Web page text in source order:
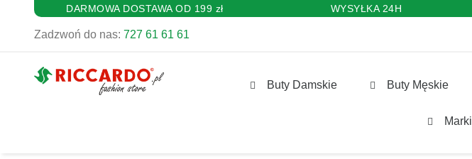
DARMOWA DOSTAWA OD 199 zł WYSYŁKA 24H
Zadzwoń do nas: 727 61 61 61
Buty Damskie Buty Męskie
Marki